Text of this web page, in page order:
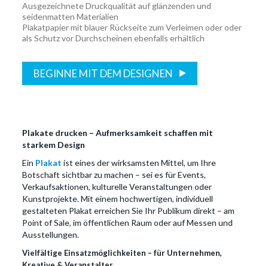
Ausgezeichnete Druckqualität auf glänzenden und
seidenmatten Materialien
Plakatpapier mit blauer Rückseite zum Verleimen oder oder
als Schutz vor Durchscheinen ebenfalls erhältlich
BEGINNE MIT DEM DESIGNEN
Plakate drucken – Aufmerksamkeit schaffen mit
starkem Design
Ein Plakat ist eines der wirksamsten Mittel, um Ihre
Botschaft sichtbar zu machen – sei es für Events,
Verkaufsaktionen, kulturelle Veranstaltungen oder
Kunstprojekte. Mit einem hochwertigen, individuell
gestalteten Plakat erreichen Sie Ihr Publikum direkt – am
Point of Sale, im öffentlichen Raum oder auf Messen und
Ausstellungen.
Vielfältige Einsatzmöglichkeiten – für Unternehmen,